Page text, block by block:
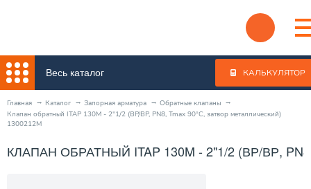
Весь каталог КАЛЬКУЛЯТОР
Главная Каталог Запорная арматура
Обратные клапаны
Клапан обратный ITAP 130M - 2"1/2 (ВР/ВР, PN8, Tmax 90°C, затвор металлический)
1300212M
КЛАПАН ОБРАТНЫЙ ITAP 130M - 2"1/2 (ВР/ВР,